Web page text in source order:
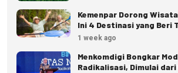
Kemenpar Dorong
Ini 4 Destinasi yang Beri
1 week ago
Menkomdigi Bongkar
Radikalisasi, Dimulai